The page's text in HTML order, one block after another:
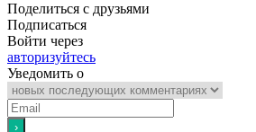
Поделиться с друзьями
Подписаться
Войти через
авторизуйтесь
Уведомить о